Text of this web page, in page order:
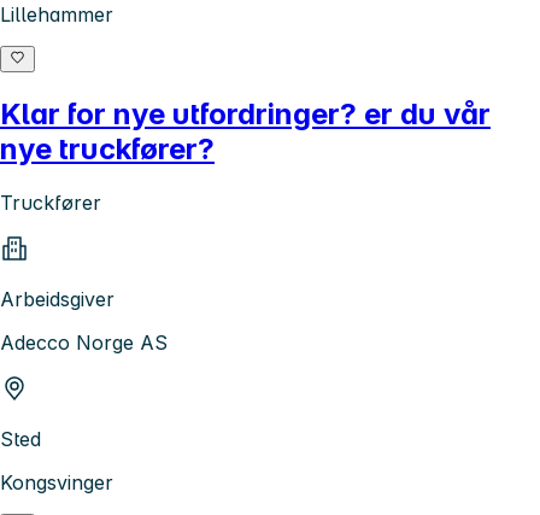
Lillehammer
Klar for nye utfordringer? er du vår
nye truckfører?
Truckfører
Arbeidsgiver
Adecco Norge AS
Sted
Kongsvinger